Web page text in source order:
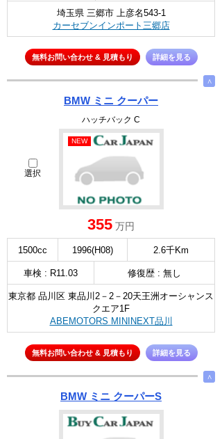
埼玉県 三郷市 上彦名543-1
カーセブンインポート三郷店
無料お問い合わせ & 見積もり 詳細を見る
∧
BMW ミニ クーパー
ハッチバック C
選択
NEW
355 万円
1500cc 1996(H08) 2.6千Km
車検 : R11.03 修復歴 : 無し
東京都 品川区 東品川2－2－20天王洲オーシャンス
クエア1F
ABEMOTORS MININEXT品川
無料お問い合わせ & 見積もり 詳細を見る
∧
BMW ミニ クーパーS